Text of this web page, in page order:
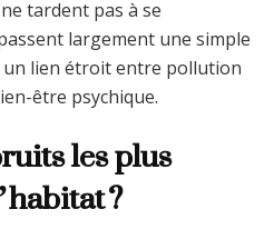
tardent pas à se
largement une simple
un lien étroit entre pollution
être psychique.
les plus
?